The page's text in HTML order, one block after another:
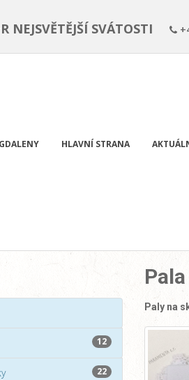
NEJSVĚTĚJŠÍ SVÁTOSTI
HLAVNÍ STRANA
12
22
Pala
Paly na